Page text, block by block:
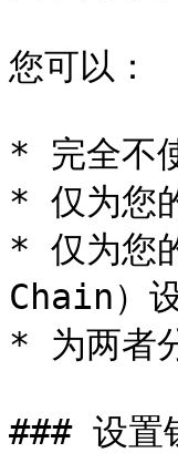
您可以：
* 完全不
* 仅为您
* 仅为您
Chain）
* 为两者
### 设置